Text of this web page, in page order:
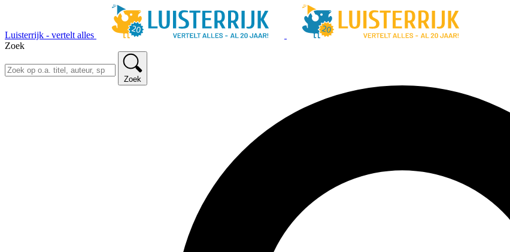
Luisterrijk - vertelt alles
Zoek
Zoek